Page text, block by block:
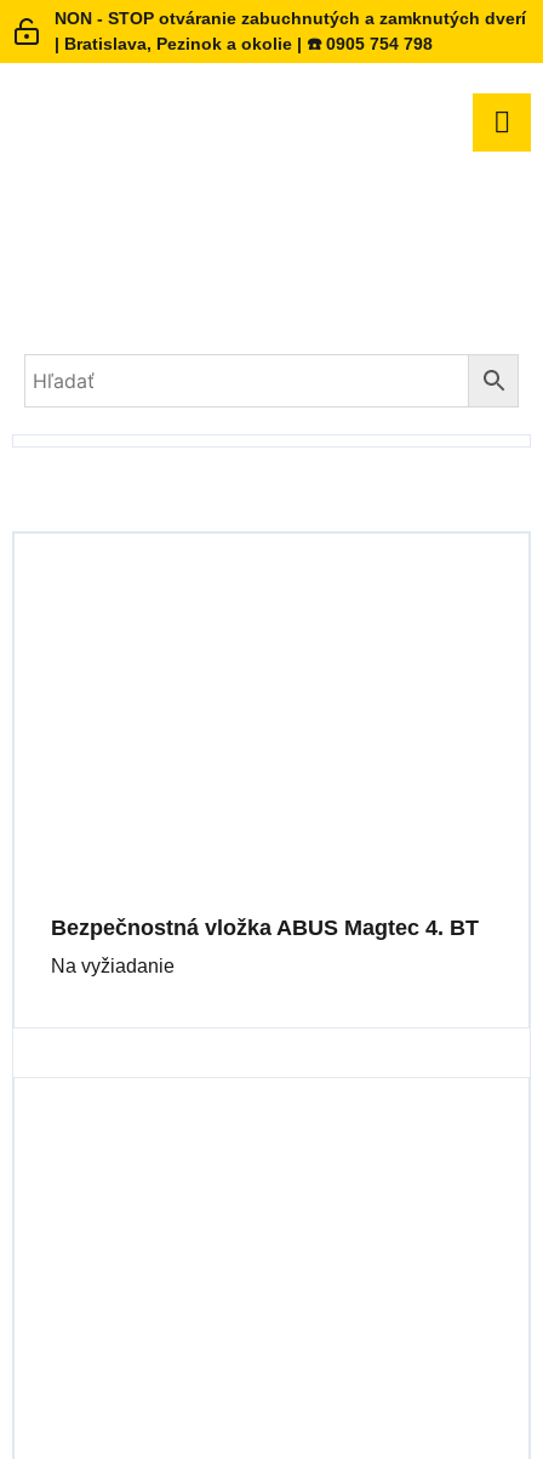
NON - STOP otváranie zabuchnutých a zamknutých dverí
| Bratislava, Pezinok a okolie | ☎️ 0905 754 798
Bezpečnostná vložka ABUS Magtec 4. BT
Na vyžiadanie